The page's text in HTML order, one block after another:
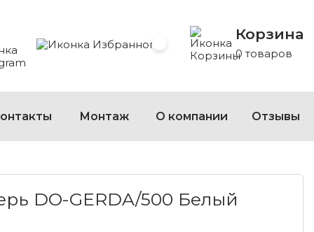
на Viberна Telegram Избранное Корзина
0 товаров
Монтаж О компании Отзывы
GERDA/500 БЕЛЫЙ ГЛЯНЕЦ
DO-GERDA/500 Белый